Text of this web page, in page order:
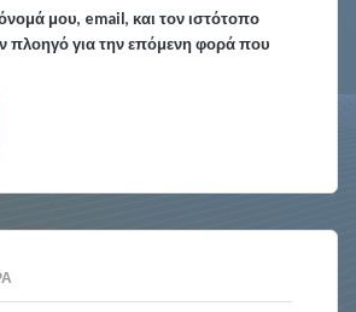
μου, email, και τον ιστότοπο
πλοηγό για την επόμενη φορά που